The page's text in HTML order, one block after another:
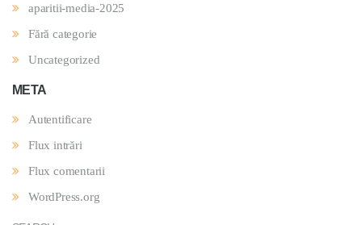
aparitii-media-2025
Fără categorie
Uncategorized
META
Autentificare
Flux intrări
Flux comentarii
WordPress.org